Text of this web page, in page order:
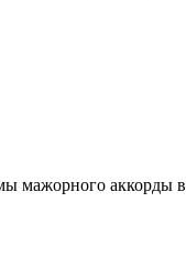
мажорного аккорды